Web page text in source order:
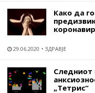
Како да
29.06.2020 ЗДРАВЈЕ
Следниот
„Тетрис“